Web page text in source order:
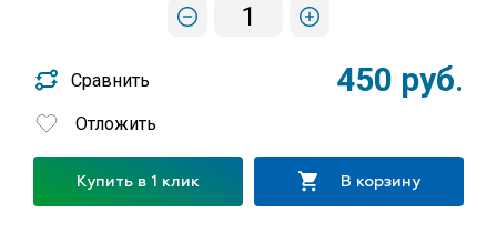
Сравнить
1
450 руб.
Отложить
Купить в 1 клик В корзину